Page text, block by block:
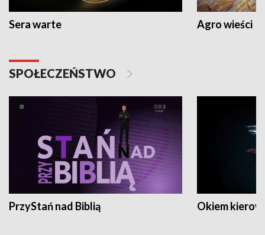
Sera warte Agro wieści
SPOŁECZEŃSTWO
PrzyStań nad Biblią Okiem